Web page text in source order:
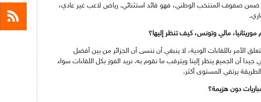
ضمن صفوف المنتخب الوطني، فهو قائد استثنائي. رياض لاعب غير عادي،
موريتانيا، مالي وتونس، كيف تنظر إليها؟
الأمر باللقاءات الودية، لا ينبغي أن ننسى أن الجزائر من بين أفضل
أن الجميع ينظر إلينا ويترقب ما نقوم به. نريد الفوز بكل اللقاءات سواء
يرتقي المستوى أكثر.
دون هزيمة؟